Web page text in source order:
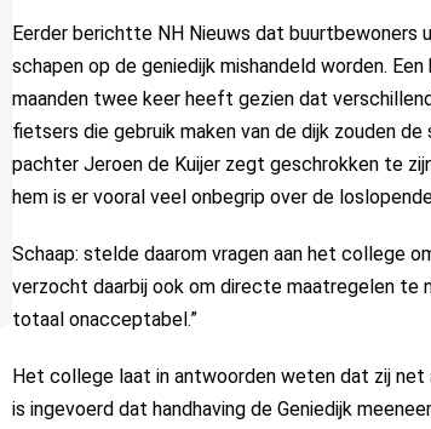
Eerder berichtte NH Nieuws dat buurtbewoners
schapen op de geniedijk mishandeld worden.
maanden twee keer heeft gezien dat
fietsers die gebruik maken van de dijk zouden
pachter Jeroen de Kuijer zegt geschrokken te
hem is er vooral veel onbegrip over de
Schaap: stelde daarom vragen aan het college
verzocht daarbij ook om directe maatregelen te
totaal onacceptabel.”
Het college laat in antwoorden weten dat zij net
is ingevoerd dat handhaving de Geniedijk